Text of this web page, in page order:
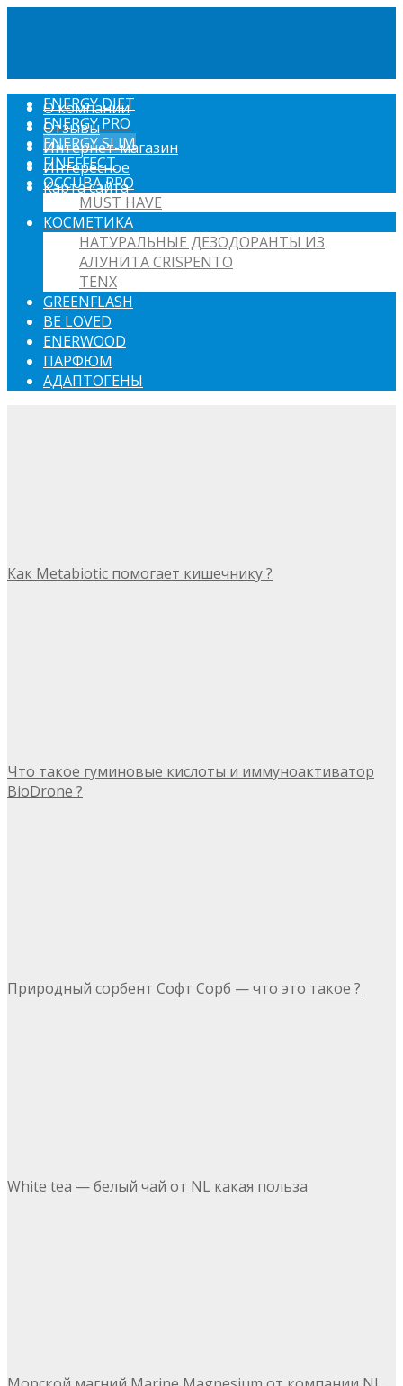
О компании
Отзывы
Интернет-магазин
Интересное
Карта сайта
ENERGY DIET
ENERGY PRO
ENERGY SLIM
FINEFFECT
OCCUBA PRO
MUST HAVE
КОСМЕТИКА
НАТУРАЛЬНЫЕ ДЕЗОДОРАНТЫ ИЗ
АЛУНИТА CRISPENTO
TENX
GREENFLASH
BE LOVED
ENERWOOD
ПАРФЮМ
АДАПТОГЕНЫ
Как Metabiotic помогает кишечнику ?
Что такое гуминовые кислоты и иммуноактиватор
BioDrone ?
Природный сорбент Софт Сорб — что это такое ?
White tea — белый чай от NL какая польза